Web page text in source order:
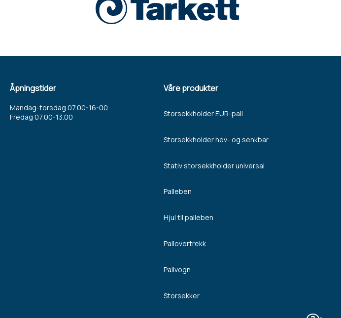
Åpningstider
Mandag-torsdag 07.00-16-00
Fredag 07.00-13.00
Våre produkter
Storsekkholder EUR-pall
Storsekkholder hev- og senkbar
Stativ storsekkholder universal
Palleben
Hjul til palleben
Pallovertrekk
Pallvogn
Storsekker